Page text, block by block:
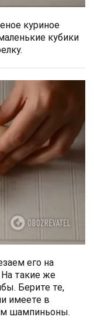
куриное
кубики
его на
такие же
Берите те,
имеете в
шампиньоны.